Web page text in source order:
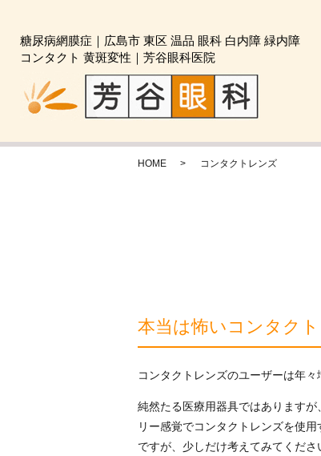
糖尿病網膜症｜広島市 東区 温品 眼科 白内障 緑内障
コンタクト 黄斑変性｜芳谷眼科医院
HOME コンタクトレンズ
本当は怖いコンタク
コンタクトレンズのユーザーは年々
純然たる医療用器具ではあります
リー感覚でコンタクトレンズを使用
ですが、少しだけ考えてみてくだ